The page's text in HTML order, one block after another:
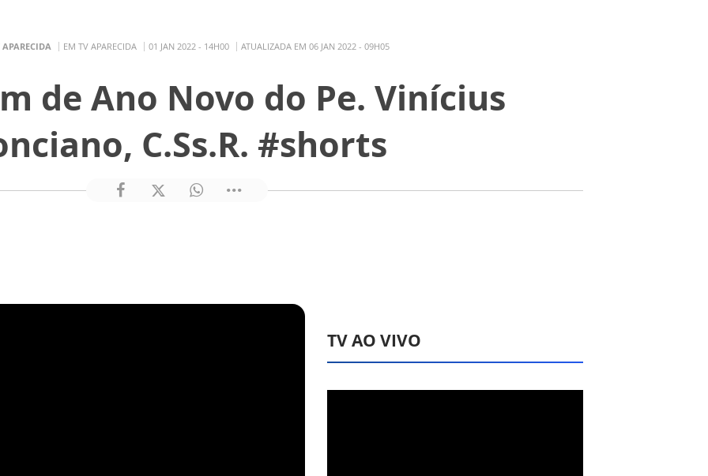
APARECIDA EM TV APARECIDA 01 JAN 2022 - 14H00 ATUALIZADA EM 06 JAN 2022 - 09H05
de Ano Novo do Pe. Vinícius
C.Ss.R. #shorts
TV AO VIVO